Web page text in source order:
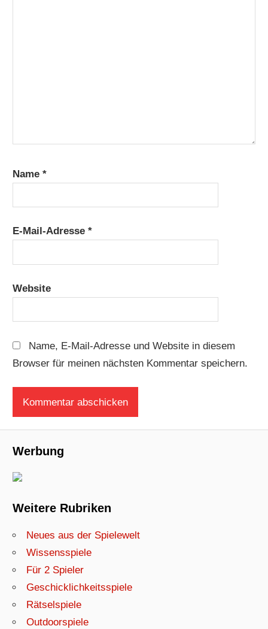
Name*
E-Mail-Adresse*
Website
Name, E-Mail-Adresse und Website in diesem
Browser für meinen nächsten Kommentar speichern.
Werbung
Weitere Rubriken
Neues aus der Spielewelt
Wissensspiele
Für 2 Spieler
Geschicklichkeitsspiele
Rätselspiele
Outdoorspiele